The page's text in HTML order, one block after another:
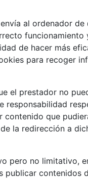
al ordenador de
funcionamiento
de hacer más
para recoger
el prestador no
responsabilidad
contenido que
la redirección a
pero no limitativo,
publicar contenidos